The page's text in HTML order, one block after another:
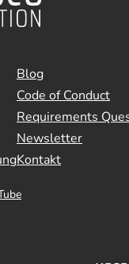
Blog
Code of Conduct
Requirements
Newsletter
Kontakt